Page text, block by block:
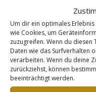
Um dir ein optimales
wie Cookies, um
zuzugreifen. Wenn du
Daten wie das Surfverhalten
verarbeiten. Wenn du deine
zurückziehst, können
beeinträchtigt werden.
Reichweite
Webseiten,
bundesweiter
kontinuierlich
Überzeugen Sie
gewinnen Sie